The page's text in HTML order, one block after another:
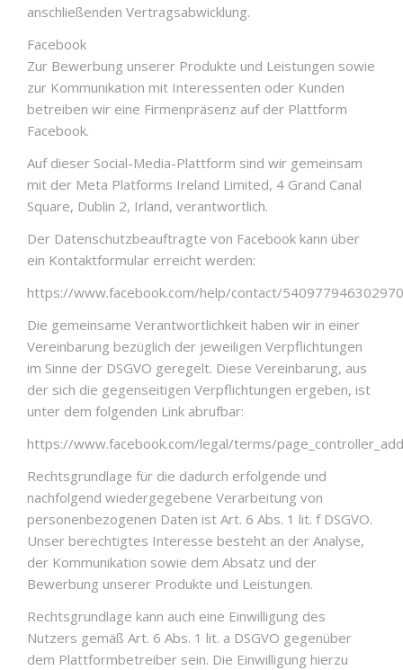
anschließenden Vertragsabwicklung.
Facebook
Zur Bewerbung unserer Produkte und Leistungen sowie
zur Kommunikation mit Interessenten oder Kunden
betreiben wir eine Firmenpräsenz auf der Plattform
Facebook.
Auf dieser Social-Media-Plattform sind wir gemeinsam
mit der Meta Platforms Ireland Limited, 4 Grand Canal
Square, Dublin 2, Irland, verantwortlich.
Der Datenschutzbeauftragte von Facebook kann über
ein Kontaktformular erreicht werden:
https://www.facebook.com/help/contact/540977946302970
Die gemeinsame Verantwortlichkeit haben wir in einer
Vereinbarung bezüglich der jeweiligen Verpflichtungen
im Sinne der DSGVO geregelt. Diese Vereinbarung, aus
der sich die gegenseitigen Verpflichtungen ergeben, ist
unter dem folgenden Link abrufbar:
https://www.facebook.com/legal/terms/
Rechtsgrundlage für die dadurch erfolgende und
nachfolgend wiedergegebene Verarbeitung von
personenbezogenen Daten ist Art. 6 Abs. 1 lit. f DSGVO.
Unser berechtigtes Interesse besteht an der Analyse,
der Kommunikation sowie dem Absatz und der
Bewerbung unserer Produkte und Leistungen.
Rechtsgrundlage kann auch eine Einwilligung des
Nutzers gemäß Art. 6 Abs. 1 lit. a DSGVO gegenüber
dem Plattformbetreiber sein. Die Einwilligung hierzu